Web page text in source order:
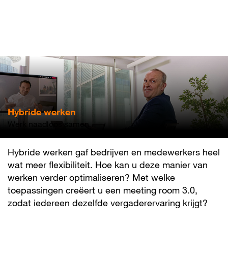
Hybride werken
Werk naadloos samen
Hybride werken gaf bedrijven en medewerkers heel
wat meer flexibiliteit. Hoe kan u deze manier van
werken verder optimaliseren? Met welke
toepassingen creëert u een meeting room 3.0,
zodat iedereen dezelfde vergaderervaring krijgt?